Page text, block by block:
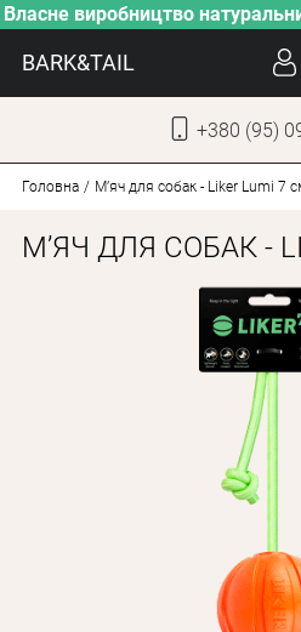
Власне виробництво
BARK&TAIL
+380 (95)
КОТИ
ВІД
ВЛАСНЕ
АКЦІЇ
БЛОГ
Оплата і
Програма
Головна М’яч для собак - Liker Lumi 7
М’ЯЧ ДЛЯ СОБАК -